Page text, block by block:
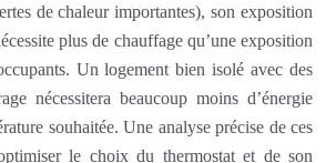
de chaleur importantes), son exposition
plus de chauffage qu’une exposition
Un logement bien isolé avec des
nécessitera beaucoup moins d’énergie
souhaitée. Une analyse précise de ces
le choix du thermostat et de son